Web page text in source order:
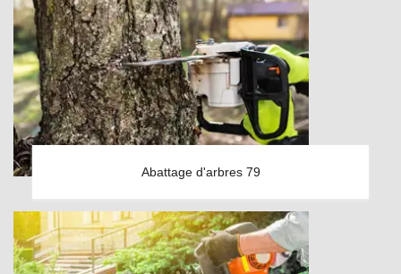
Abattage d'arbres 79